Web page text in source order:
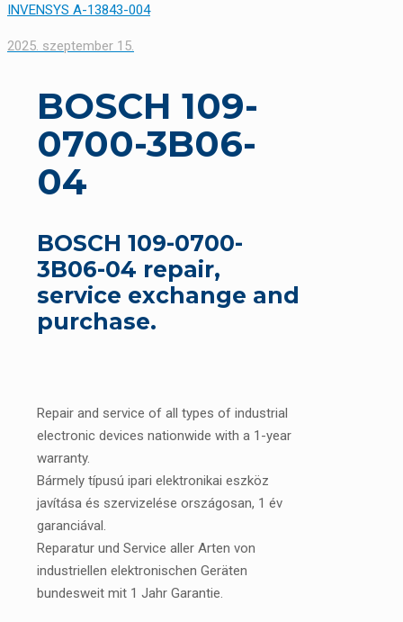
INVENSYS A-13843-004
2025. szeptember 15.
BOSCH 109-
0700-3B06-
04
BOSCH 109-0700-
3B06-04 repair,
service exchange and
purchase.
Repair and service of all types of industrial
electronic devices nationwide with a 1-year
warranty.
Bármely típusú ipari elektronikai eszköz
javítása és szervizelése országosan, 1 év
garanciával.
Reparatur und Service aller Arten von
industriellen elektronischen Geräten
bundesweit mit 1 Jahr Garantie.